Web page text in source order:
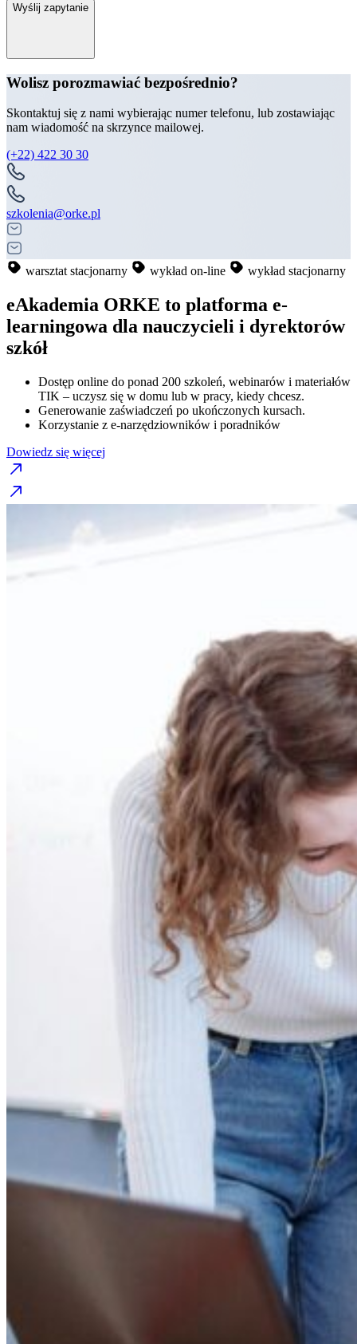
Wyślij zapytanie
Wolisz porozmawiać bezpośrednio?
Skontaktuj się z nami wybierając numer telefonu, lub zostawiając
nam wiadomość na skrzynce mailowej.
(+22) 422 30 30
szkolenia@orke.pl
warsztat stacjonarny wykład on-line wykład stacjonarny
eAkademia ORKE to platforma e-
learningowa dla nauczycieli i dyrektorów
szkół
Dostęp online do ponad 200 szkoleń, webinarów i materiałów
TIK – uczysz się w domu lub w pracy, kiedy chcesz.
Generowanie zaświadczeń po ukończonych kursach.
Korzystanie z e-narzędziowników i poradników
Dowiedz się więcej